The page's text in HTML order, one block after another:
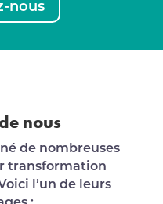
nous
nous
de nombreuses
transformation
l’un de leurs